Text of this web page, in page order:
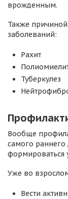
врожденным.
Также причиной
заболеваний:
Рахит
Туберкулез
Вообще
самого раннего
формироваться
Уже во
Вести